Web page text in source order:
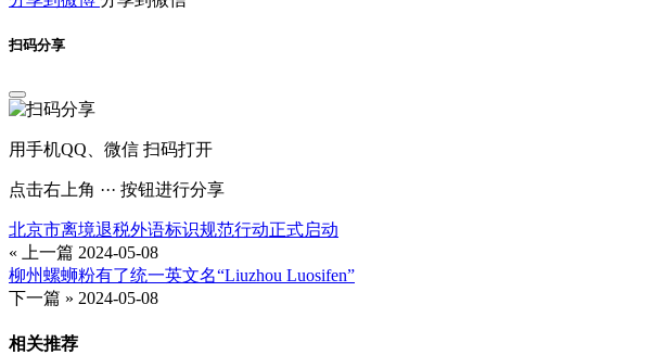
扫码分享
用手机QQ、微信 扫码打开
点击右上角 ··· 按钮进行分享
北京市离境退税外语标识规范行动正式启动
« 上一篇 2024-05-08
柳州螺蛳粉有了统一英文名“Liuzhou Luosifen”
下一篇 » 2024-05-08
相关推荐